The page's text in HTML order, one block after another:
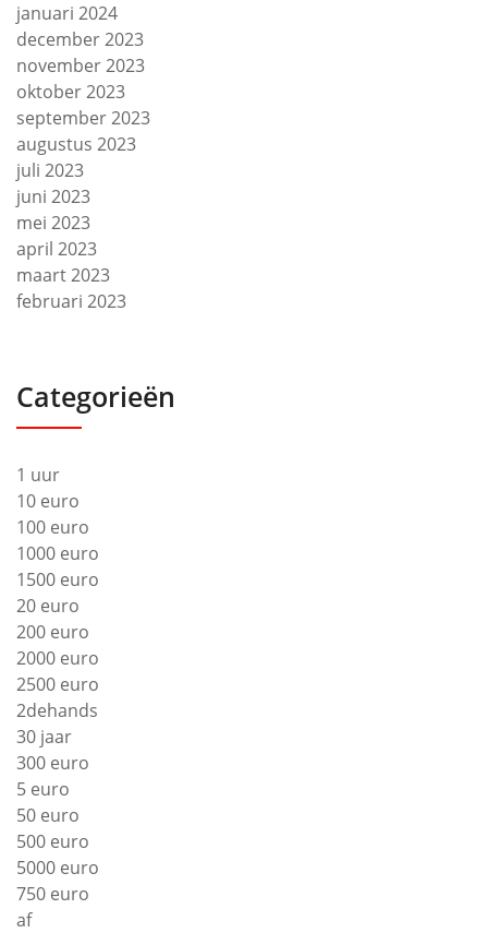
januari 2024
december 2023
november 2023
oktober 2023
september 2023
augustus 2023
juli 2023
juni 2023
mei 2023
april 2023
maart 2023
februari 2023
Categorieën
1 uur
10 euro
100 euro
1000 euro
1500 euro
20 euro
200 euro
2000 euro
2500 euro
2dehands
30 jaar
300 euro
5 euro
50 euro
500 euro
5000 euro
750 euro
af